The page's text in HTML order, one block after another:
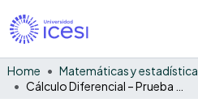
Home